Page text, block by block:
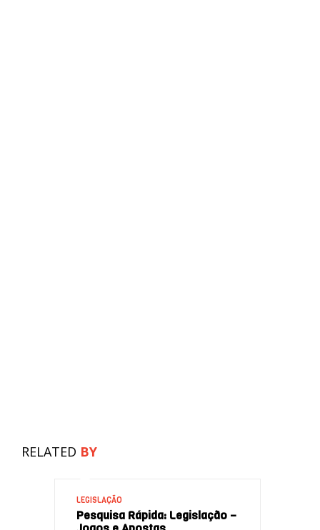
RELATED BY
LEGISLAÇÃO
Pesquisa Rápida: Legislação –